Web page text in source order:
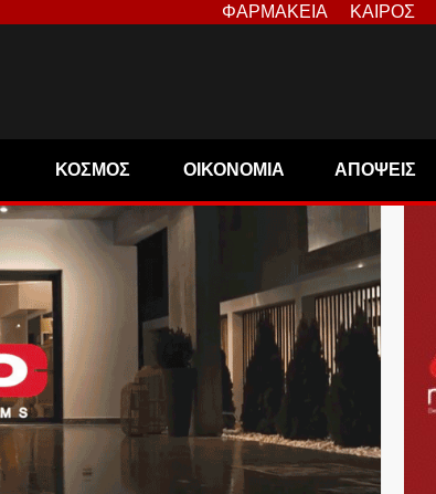
ΦΑΡΜΑΚΕΙΑ ΚΑΙΡΟΣ
ΚΟΣΜΟΣ ΟΙΚΟΝΟΜΙΑ ΑΠΟΨΕΙΣ